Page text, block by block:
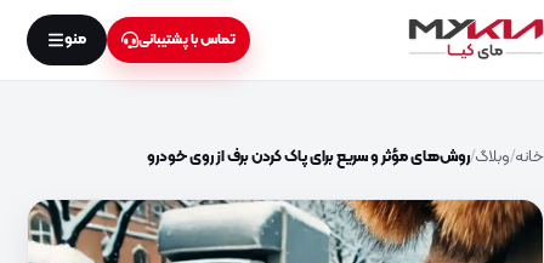
تماس با پشتیبانی منو
خانه وبلاگ روش‌های مؤثر و سریع برای پاک کردن برف از روی خودرو